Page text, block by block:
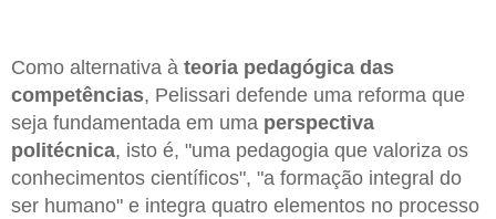
Como alternativa à teoria pedagógica das
competências, Pelissari defende uma reforma que
seja fundamentada em uma perspectiva
politécnica, isto é, "uma pedagogia que valoriza os
conhecimentos científicos", "a formação integral do
ser humano" e integra quatro elementos no processo